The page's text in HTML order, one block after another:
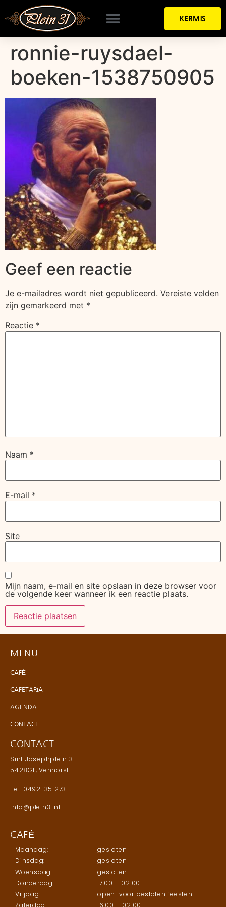
KERMIS
ronnie-ruysdael-
boeken-1538750905
Geef een reactie
Je e-mailadres wordt niet gepubliceerd. Vereiste velden
zijn gemarkeerd met *
Reactie *
Naam *
E-mail *
Site
Mijn naam, e-mail en site opslaan in deze browser voor
de volgende keer wanneer ik een reactie plaats.
MENU
CAFÉ
CAFETARIA
AGENDA
CONTACT
CONTACT
Sint Josephplein 31
5428GL, Venhorst
Tel: 0492-351273
info@plein31.nl
CAFÉ
Maandag:
Dinsdag:
Woensdag:
Donderdag:
Vrijdag:
gesloten
gesloten
gesloten
17:00 – 02:00
open voor besloten feesten